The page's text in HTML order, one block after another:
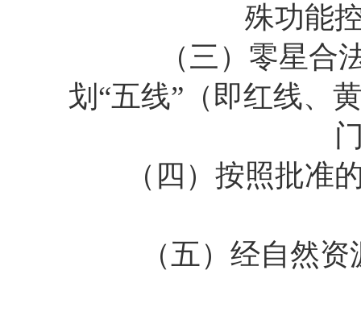
殊功能
（三）零星合法
划“五线”（即红线、
（四）按照批准的
（五）经自然资